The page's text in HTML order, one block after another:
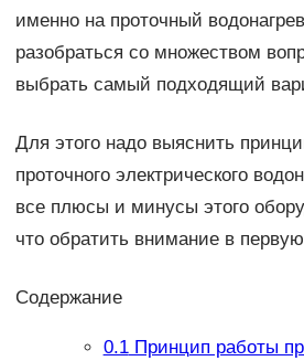
именно на проточный
разобраться со множеством
выбрать самый подходящий
Для этого надо выяснить
проточного электрического
все плюсы и минусы этого
что обратить внимание в
Содержание
0.1Принцип работы